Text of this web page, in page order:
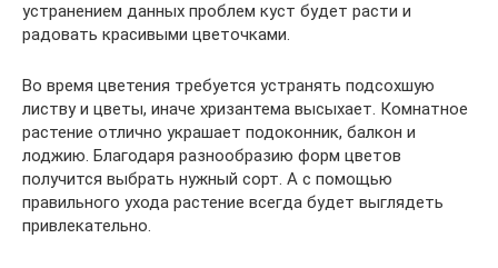
устранением данных проблем куст будет расти и
радовать красивыми цветочками.
Во время цветения требуется устранять подсохшую
листву и цветы, иначе хризантема высыхает. Комнатное
растение отлично украшает подоконник, балкон и
лоджию. Благодаря разнообразию форм цветов
получится выбрать нужный сорт. А с помощью
правильного ухода растение всегда будет выглядеть
привлекательно.